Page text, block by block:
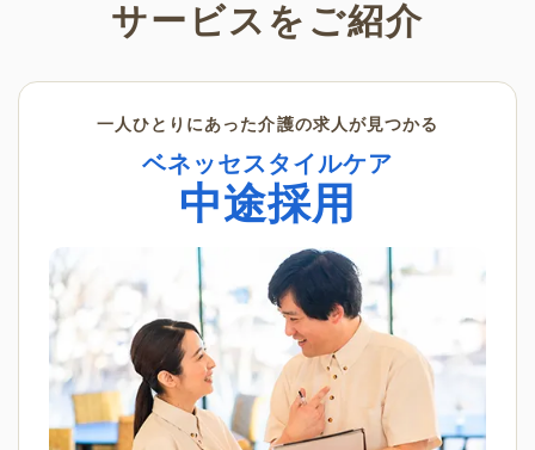
サービスをご紹介
一人ひとりにあった介護の求人が見つかる
ベネッセスタイルケア
中途採用